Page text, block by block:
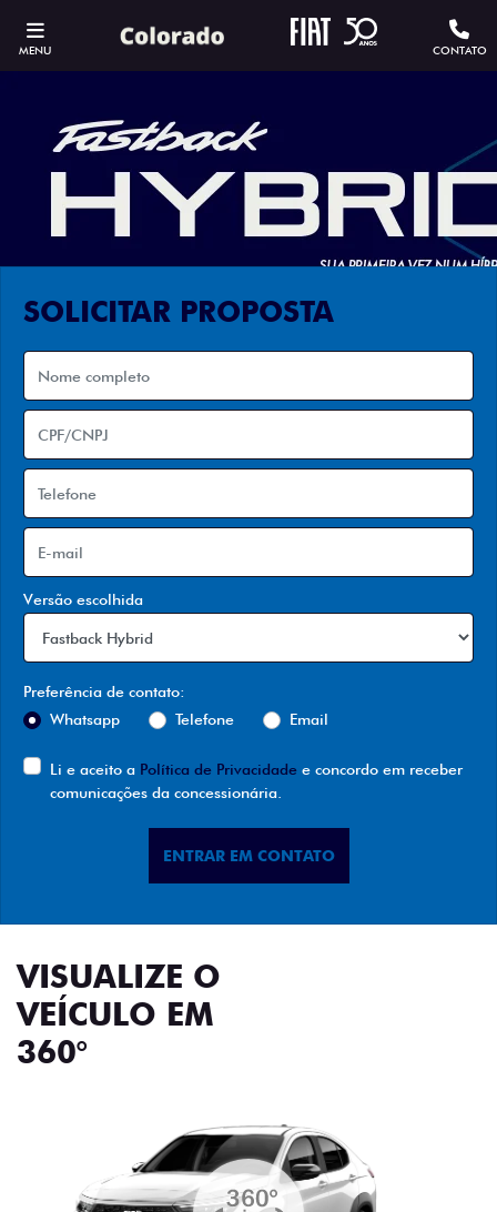
MENU CONTATO
SOLICITAR PROPOSTA
Versão escolhida
Preferência de contato:
Whatsapp
Telefone Email
Li e aceito a Política de Privacidade e concordo em receber
comunicações da concessionária.
ENTRAR EM CONTATO
VISUALIZE O
VEÍCULO EM
360°